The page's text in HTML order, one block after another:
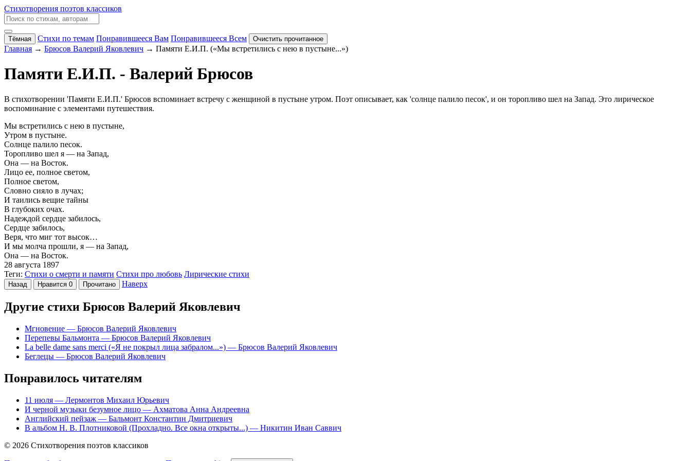
Стихотворения поэтов классиков
Тёмная Стихи по темам Понравившееся Вам Понравившееся Всем Очистить прочитанное
Главная → Брюсов Валерий Яковлевич → Памяти Е.И.П. («Мы встретились с нею в пустыне...»)
Памяти Е.И.П. - Валерий Брюсов
В стихотворении 'Памяти Е.И.П.' Брюсов вспоминает встречу с женщиной в пустыне утром. Поэт описывает, как 'солнце палило песок', и он торопливо шел на Запад. Это лирическое
воспоминание с элементами путешествия.
Мы встретились с нею в пустыне,
Утром в пустыне.
Солнце палило песок.
Торопливо шел я — на Запад,
Она — на Восток.
Лицо ее, полное светом,
Полное светом,
Словно сияло в лучах;
И таились вещие тайны
В глубоких очах.
Надеждой сердце забилось,
Сердце забилось,
Веря, что миг тот высок…
И мы молча прошли, я — на Запад,
Она — на Восток.
28 августа 1897
Теги: Стихи о смерти и памяти Стихи про любовь Лирические стихи
Назад Нравится 0 Прочитано Наверх
Другие стихи Брюсов Валерий Яковлевич
Мгновение — Брюсов Валерий Яковлевич
Перепевы Бальмонта — Брюсов Валерий Яковлевич
La belle dame sans merci («Я не покрыл лица забралом...») — Брюсов Валерий Яковлевич
Беглецы — Брюсов Валерий Яковлевич
Понравилось читателям
11 июля — Лермонтов Михаил Юрьевич
И черной музыки безумное лицо — Ахматова Анна Андреевна
Английский пейзаж — Бальмонт Константин Дмитриевич
В альбом Н. В. Плотниковой (Прохладно. Все окна открыты...) — Никитин Иван Саввич
© 2026 Стихотворения поэтов классиков